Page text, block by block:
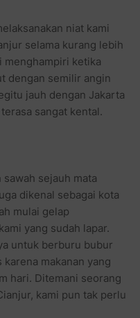
niat kami
selama kurang lebih
menghampiri ketika
dengan semilir angin
jauh dengan Jakarta
sangat kental.
sejauh mata
dikenal sebagai kota
mulai gelap
yang sudah lapar.
untuk berburu bubur
karena makanan yang
hari. Ditemani seorang
kami pun tak perlu